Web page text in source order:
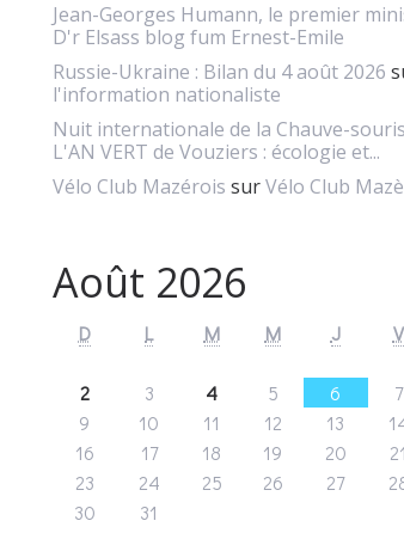
Jean-Georges Humann, le premier
D'r Elsass blog fum Ernest-Emile
Russie-Ukraine : Bilan du 4 août 2026
l'information nationaliste
Nuit internationale de la Chauve-
L'AN VERT de Vouziers : écologie et...
Vélo Club Mazérois surVélo Club
Août 2026
D L M M J V
2
3 4 5 6 7
9
10 11 12 13
16
17 18 19 20 21
23
24 25 26 27
30
31